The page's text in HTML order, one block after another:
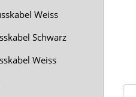
Weiss
Schwarz
Weiss